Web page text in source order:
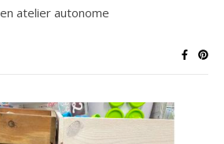
atelier autonome